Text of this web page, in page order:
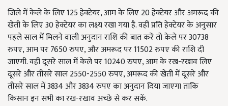
जिले में केले के लिए 125 हेक्टेयर, आम के लिए 20 हेक्टेयर और अमरूद की
खेती के लिए 30 हेक्टेयर का लक्ष्य रखा गया है. वहीं प्रति हेक्टेयर के अनुसार
पहले साल में मिलने वाली अनुदान राशि की बात करें तो केले पर 30738
रुपए, आम पर 7650 रुपए, और अमरूद पर 11502 रुपए की राशि दी
जाएगी. वहीं दूसरे साल में केले पर 10240 रुपए, आम के रख-रखाव लिए
दूसरे और तीसरे साल 2550-2550 रुपए, अमरूद की खेती में दूसरे और
तीसरे साल में 3834 और 3834 रुपए का अनुदान दिया जाएगा ताकि
किसान इन सभी का रख-रखाव अच्छे से कर सकें.